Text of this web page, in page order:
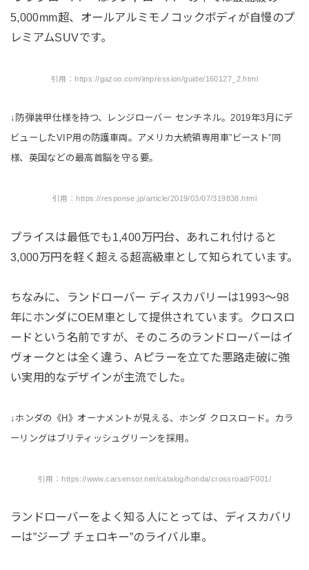
5,000mm超、オールアルミモノコックボディが自慢のプ
レミアムSUVです。
引用：https://gazoo.com/impression/guide/160127_2.html
↓防弾装甲仕様を持つ、レンジローバー センチネル。2019年3月にデ
ビューしたVIP用の防護車両。アメリカ大統領専用車”ビースト”同
様、英国などの最高首脳を守る要。
引用：https://response.jp/article/2019/03/07/319838.html
プライスは最低でも1,400万円台、あれこれ付けると
3,000万円を軽く超える超高級車として知られています。
ちなみに、ランドローバー ディスカバリーは1993〜98
年にホンダにOEM車として提供されています。クロスロ
ードという名前ですが、そのころのランドローバーはイ
ヴォークとは全く違う、Aピラーを立てた悪路走破に強
い実用的なデザインが主流でした。
↓ホンダの《H》オーナメントが見える、ホンダ クロスロード。カラ
ーリングはブリティッシュグリーンを採用。
引用：https://www.carsensor.net/catalog/honda/crossroad/F001/
ランドローバーをよく知る人にとっては、ディスカバリ
ーは”ジープ チェロキー”のライバル車。